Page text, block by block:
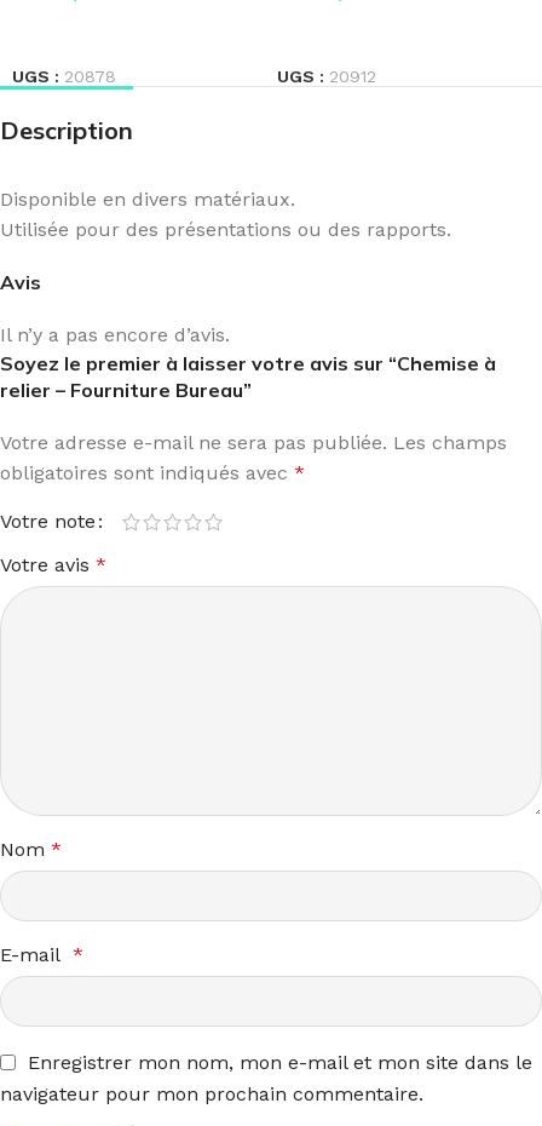
UGS : 20878 UGS : 20912
Description
Disponible en divers matériaux.
Utilisée pour des présentations ou des rapports.
Avis
Il n’y a pas encore d’avis.
Soyez le premier à laisser votre avis sur “Chemise à
relier – Fourniture Bureau”
Votre adresse e-mail ne sera pas publiée. Les champs
obligatoires sont indiqués avec *
Votre note
Votre avis *
Nom *
E-mail *
Enregistrer mon nom, mon e-mail et mon site dans le
navigateur pour mon prochain commentaire.